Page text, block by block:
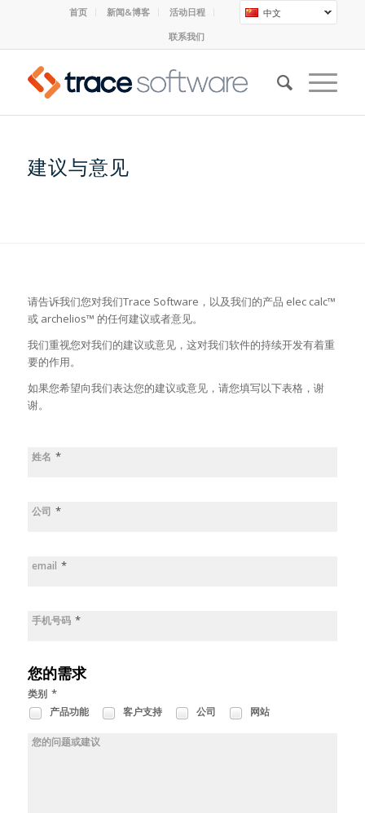
中文
首页 新闻&博客
活动日程
联系我们
建议与意见
请告诉我们您对我们Trace Software，以及我们的产品 elec calc™
或 archelios™ 的任何建议或者意见。
我们重视您对我们的建议或意见，这对我们软件的持续开发有着重
要的作用。
如果您希望向我们表达您的建议或意见，请您填写以下表格，谢
谢。
姓名 *
公司 *
email *
手机号码 *
您的需求
类别 *
产品功能 客户支持 公司 网站
您的问题或建议